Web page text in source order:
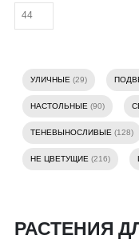
УЛИЧНЫЕ (29)
НАСТОЛЬНЫЕ (90)
ТЕНЕВЫНОСЛИВЫЕ (128)
НЕ ЦВЕТУЩИЕ (216)
РАСТЕНИЯ